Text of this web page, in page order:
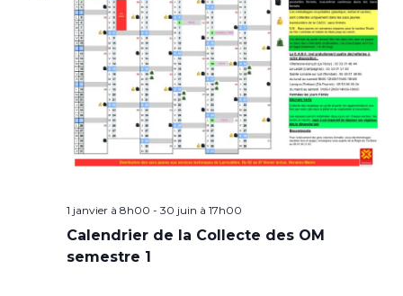
1 janvier à 8h00 - 30 juin à 17h00
Calendrier de la Collecte des OM
semestre 1